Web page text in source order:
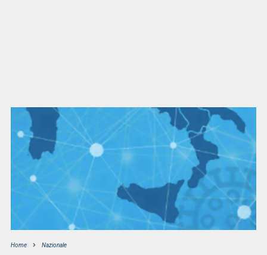
Home Nazionale